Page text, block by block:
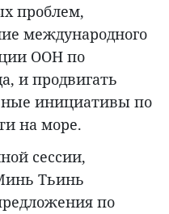
проблем,
международного
ООН по
и продвигать
инициативы по
на море.
сессии,
Тьинь
по